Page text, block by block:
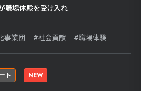
職場体験を受け入れ
事業団 社会貢献 職場体験
NEW
ト